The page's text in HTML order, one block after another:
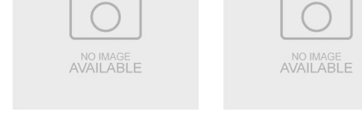
- Cho gói mì, gói súp và gói rau vào 500ml nước sôi. Nấu
khoảng 3 phút, sau đó trộn đều và thưởng thức.
* Bảo quản: